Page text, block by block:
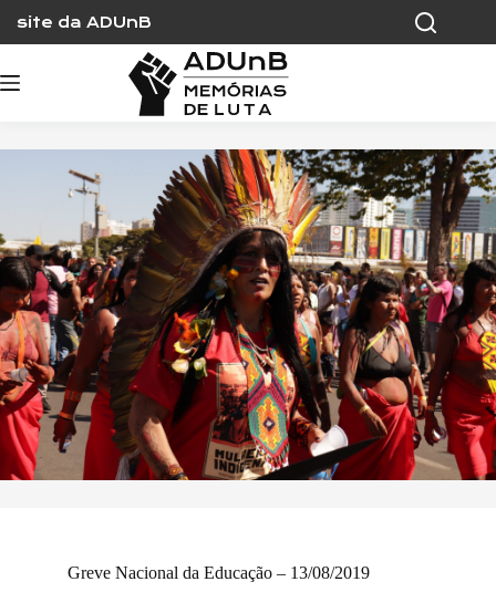
content
site da ADUnB
Greve Nacional da Educação – 13/08/2019